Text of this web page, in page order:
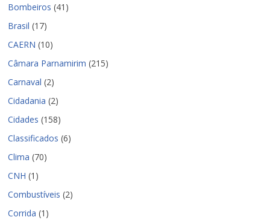
Bombeiros (41)
Brasil (17)
CAERN (10)
Câmara Parnamirim (215)
Carnaval (2)
Cidadania (2)
Cidades (158)
Classificados (6)
Clima (70)
CNH (1)
Combustíveis (2)
Corrida (1)